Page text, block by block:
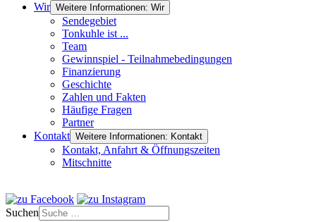
Wir Weitere Informationen: Wir
Sendegebiet
Tonkuhle ist ...
Team
Gewinnspiel - Teilnahmebedingungen
Finanzierung
Geschichte
Zahlen und Fakten
Häufige Fragen
Partner
Kontakt Weitere Informationen: Kontakt
Kontakt, Anfahrt & Öffnungszeiten
Mitschnitte
Suchen